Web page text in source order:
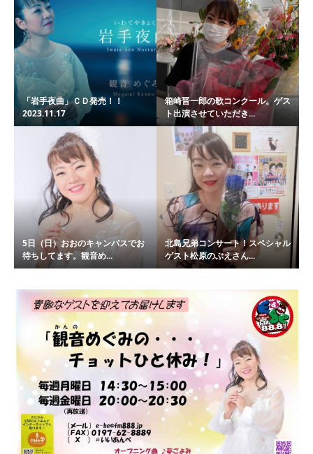
「岩手夜曲」ＣＤ発売！！
2023.11.17
箱崎晋一郎の歌コンクール。ゲス
ト出演させていただき...
5日（日）おおのキャンパスでお
待ちしてます。観音め...
北島兄弟コンサート！スペシャル
ゲスト松原のぶえさん...